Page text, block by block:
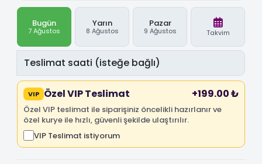
Bugün
7 Ağustos
Yarın
8 Ağustos
Pazar
9 Ağustos Takvim
VIP Özel VIP Teslimat +199.00 ₺
Özel VIP teslimat ile siparişiniz öncelikli hazırlanır ve
özel kurye ile hızlı, güvenli şekilde ulaştırılır.
VIP Teslimat istiyorum